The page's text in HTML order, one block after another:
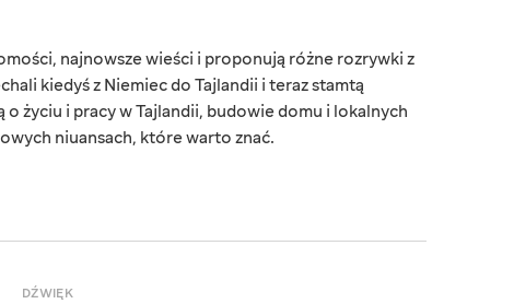
najnowsze wieści i proponują różne rozrywki z
kiedyś z Niemiec do Tajlandii i teraz stamtą
o życiu i pracy w Tajlandii, budowie domu i lokalnych
niuansach, które warto znać.
DŹWIĘK